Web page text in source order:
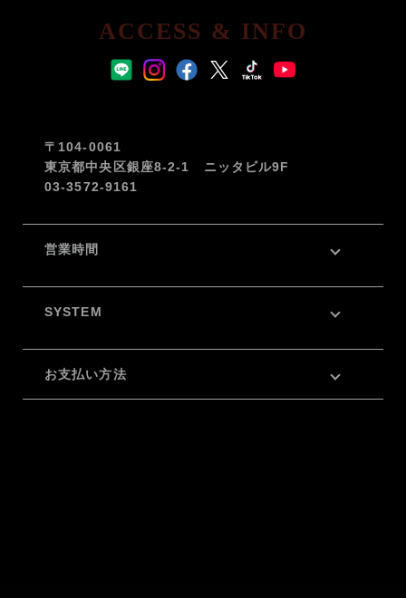
ACCESS & INFO
〒104-0061
東京都中央区銀座8-2-1 ニッタビル9F
03-3572-9161
営業時間
SYSTEM
お支払い方法